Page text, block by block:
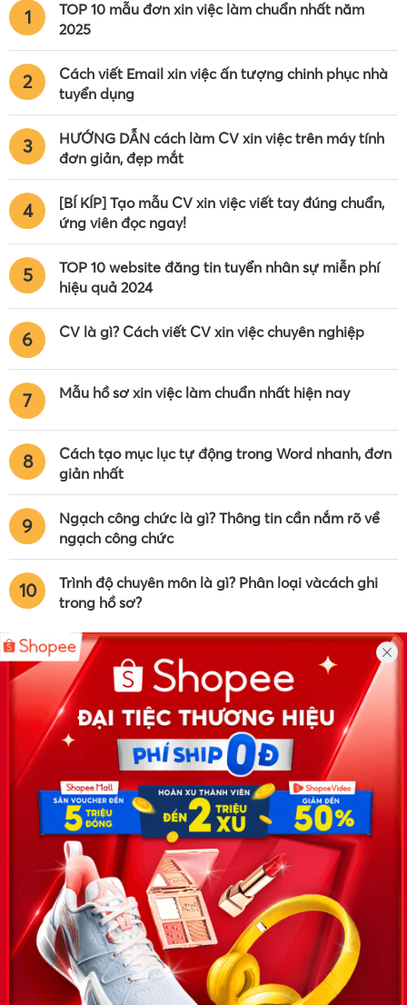
1
TOP 10 mẫu đơn xin việc làm chuẩn nhất năm
2025
2
Cách viết Email xin việc ấn tượng chinh phục nhà
tuyển dụng
3
HƯỚNG DẪN cách làm CV xin việc trên máy tính
đơn giản, đẹp mắt
4
[BÍ KÍP] Tạo mẫu CV xin việc viết tay đúng chuẩn,
ứng viên đọc ngay!
5
TOP 10 website đăng tin tuyển nhân sự miễn phí
hiệu quả 2024
6 CV là gì? Cách viết CV xin việc chuyên nghiệp
7 Mẫu hồ sơ xin việc làm chuẩn nhất hiện nay
8
Cách tạo mục lục tự động trong Word nhanh, đơn
giản nhất
9
Ngạch công chức là gì? Thông tin cần nắm rõ về
ngạch công chức
10
Trình độ chuyên môn là gì? Phân loại vàcách ghi
trong hồ sơ?
Công ty TNHH Eyeplus Online
Địa chỉ: Số 81, ngõ 68, đường Cầu Giấy, Tổ 05, Phường Quan
Hoa, Quận Cầu Giấy, TP Hà Nội, Việt Nam
SĐT: 0981 448 766
Email:hotro@timviec.com.vn
VỀ CHÚNG TÔI
News.timviec.com.vn là website cung cấp thông tin liên quan đến
nhân sự, nghề nghiệp do Timviec.com.vn vận hành nhằm giúp
doanh nghiệp, nhân sự tuyển dụng, người đi làm, người tìm việc
cập nhật thông tin và đáp ứng được mong muốn của mình.
KẾT NỐI